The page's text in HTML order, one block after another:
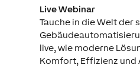
Live Webinar
Tauche in die Welt der
live, wie moderne
Komfort, Effizienz und